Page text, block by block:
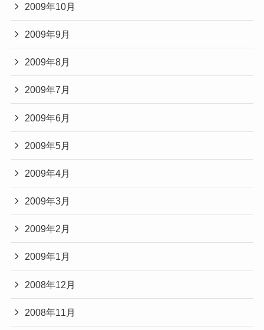
2009年10月
2009年9月
2009年8月
2009年7月
2009年6月
2009年5月
2009年4月
2009年3月
2009年2月
2009年1月
2008年12月
2008年11月